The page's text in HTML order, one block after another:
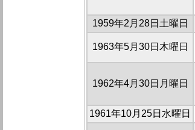
1959年2月28日土曜日
1963年5月30日木曜日
1962年4月30日月曜日
1961年10月25日水曜日